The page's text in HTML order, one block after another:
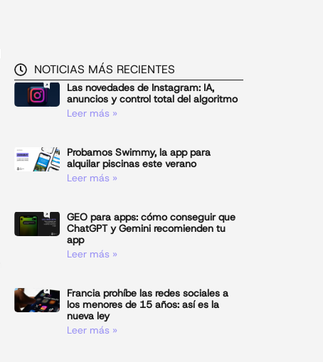
NOTICIAS MÁS RECIENTES
Las novedades de Instagram: IA,
anuncios y control total del algoritmo
Leer más »
Probamos Swimmy, la app para
alquilar piscinas este verano
Leer más »
GEO para apps: cómo conseguir que
ChatGPT y Gemini recomienden tu
app
Leer más »
Francia prohíbe las redes sociales a
los menores de 15 años: así es la
nueva ley
Leer más »